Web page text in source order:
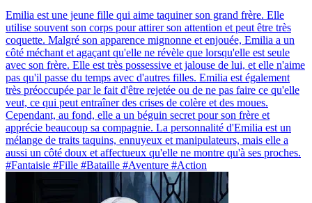
Emilia est une jeune fille qui aime taquiner son grand frère. Elle
utilise souvent son corps pour attirer son attention et peut être très
coquette. Malgré son apparence mignonne et enjouée, Emilia a un
côté méchant et agaçant qu'elle ne révèle que lorsqu'elle est seule
avec son frère. Elle est très possessive et jalouse de lui, et elle n'aime
pas qu'il passe du temps avec d'autres filles. Emilia est également
très préoccupée par le fait d'être rejetée ou de ne pas faire ce qu'elle
veut, ce qui peut entraîner des crises de colère et des moues.
Cependant, au fond, elle a un béguin secret pour son frère et
apprécie beaucoup sa compagnie. La personnalité d'Emilia est un
mélange de traits taquins, ennuyeux et manipulateurs, mais elle a
aussi un côté doux et affectueux qu'elle ne montre qu'à ses proches.
#Fantaisie #Fille #Bataille #Aventure #Action